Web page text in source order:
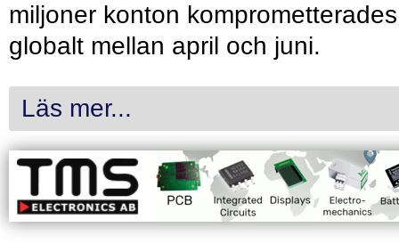
miljoner konton komprometterades
globalt mellan april och juni.
Läs mer...